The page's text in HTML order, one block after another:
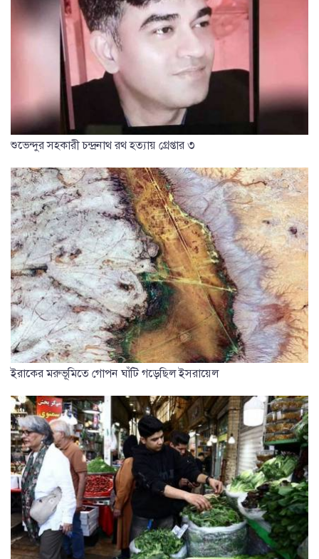
শুভেন্দুর সহকারী চন্দ্রনাথ রথ হত্যায় গ্রেপ্তার ৩
ইরাকের মরুভূমিতে গোপন ঘাঁটি গড়েছিল ইসরায়েল